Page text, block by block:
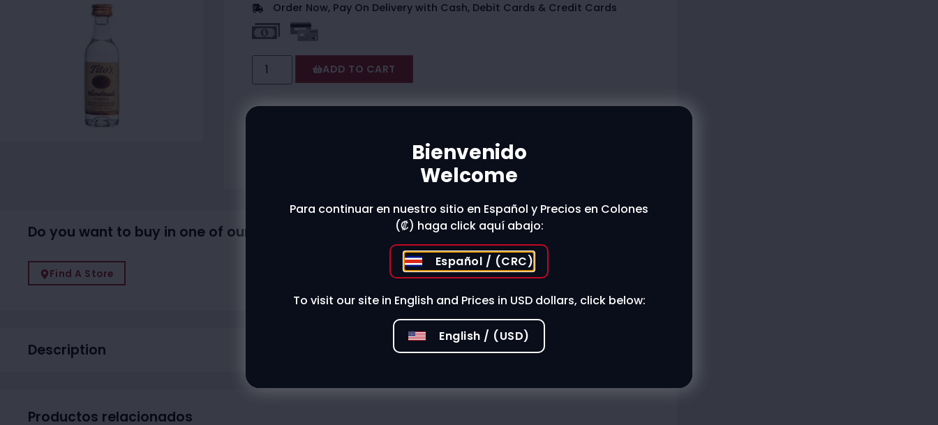
Order Now, Pay On Delivery with Cash, Debit Cards & Credit Cards
ADD TO CART
Do you want to buy in one of our physical stores?
Find A Store
Description
Productos relacionados
Bienvenido
Welcome
Para continuar en nuestro sitio en Español y Precios en Colones
(₡) haga click aquí abajo:
Español / (CRC)
To visit our site in English and Prices in USD dollars, click below:
English / (USD)